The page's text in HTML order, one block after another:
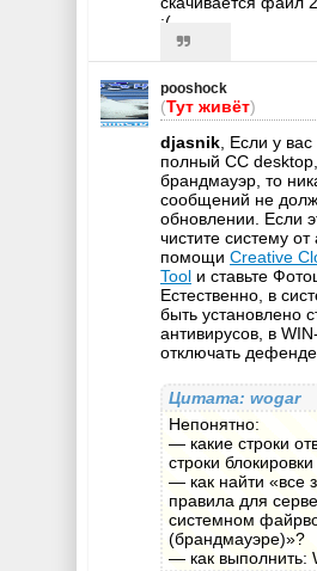
:(
pooshock
(Тут живёт)
djasnik , Если у
полный CC
брандмауэр, то
сообщений не
обновлении. Если
чистите систему
помощи Creative
Tool и ставьте
Естественно, в
быть установлено
антивирусов, в
отключать
Цитата: wogar
Непонятно:
— какие строки
строки
— как найти
правила для
системном
(брандмауэре)»?
— как выполнить: